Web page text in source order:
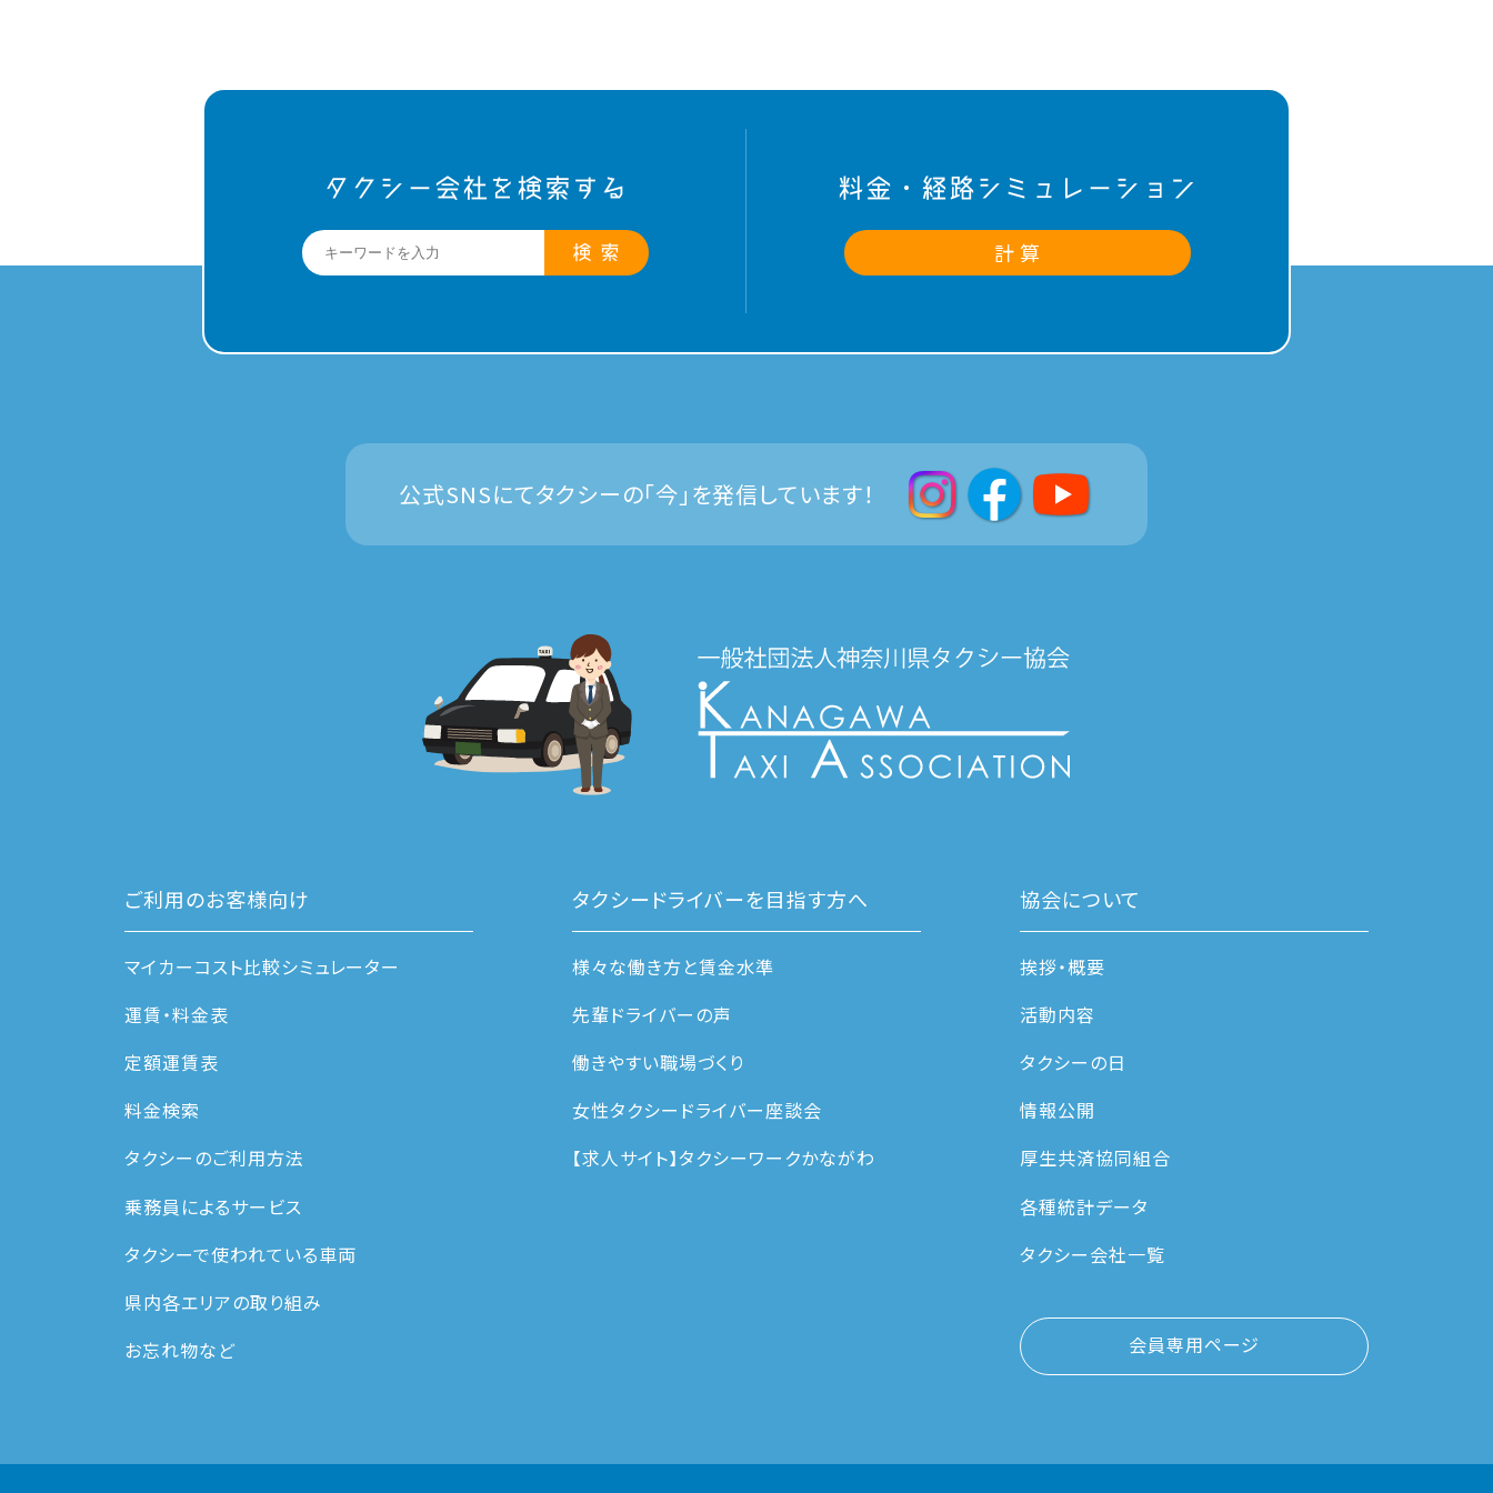
タクシー会社を検索する
検 索
料金・経路シミュレーション
計 算
公式SNSにてタクシーの「今」を発信しています！
ご利用のお客様向け
マイカーコスト比較シミュレーター
運賃・料⾦表
定額運賃表
料金検索
タクシーのご利用方法
乗務員によるサービス
タクシーで使われている車両
県内各エリアの取り組み
お忘れ物など
タクシードライバーを目指す方へ
様々な働き方と賃金水準
先輩ドライバーの声
働きやすい職場づくり
女性タクシードライバー座談会
【求人サイト】タクシーワークかながわ
協会について
挨拶・概要
活動内容
タクシーの日
情報公開
厚生共済協同組合
各種統計データ
タクシー会社一覧
会員専用ページ